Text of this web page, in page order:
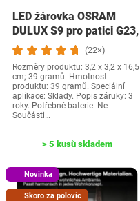
LED žárovka OSRAM
DULUX S9 pro patici G23,
4 watty, 550…
(22×)
Rozměry produktu: 3,2 x 3,2 x 16,5
cm; 39 gramů. Hmotnost
produktu: 39 gramů. Speciální
aplikace: Sklady. Popis záruky: 3
roky. Potřebné baterie: Ne
Součásti…
> 5 kusů skladem
Novinka
Skoro za polovic